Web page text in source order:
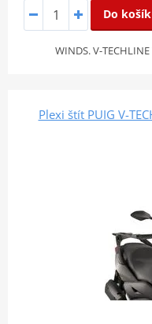
Do
WINDS. V-
Plexi štít PUIG V-